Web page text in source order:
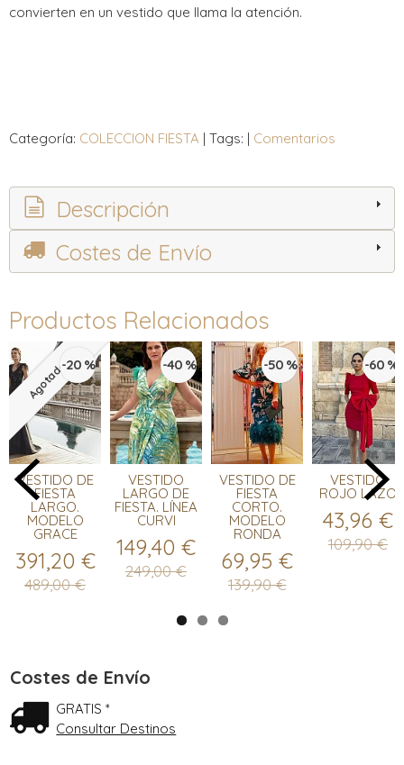
Costes de Envío
GRATIS *
Consultar Destinos
convierten en un vestido que llama la atención.
Categoría: COLECCION FIESTA | Tags: | Comentarios
Descripción
Costes de Envío
Productos Relacionados
Agotado-20 %
VESTIDO DE
FIESTA
LARGO.
MODELO
GRACE
391,20 €
489,00 €
-40 %
VESTIDO
LARGO DE
FIESTA. LÍNEA
CURVI
149,40 €
249,00 €
-50 %
VESTIDO DE
FIESTA
CORTO.
MODELO
RONDA
69,95 €
139,90 €
-60 %
VESTIDO
ROJO LAZO
43,96 €
109,90 €